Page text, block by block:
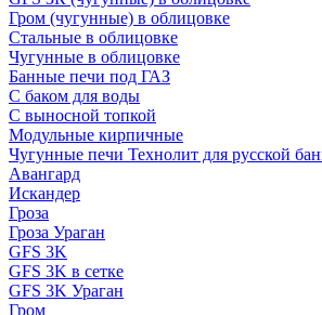
Гром (чугунные) в облицовке
Стальные в облицовке
Чугунные в облицовке
Банные печи под ГАЗ
С баком для воды
С выносной топкой
Модульные кирпичные
Чугунные печи Технолит для русской
Авангард
Искандер
Гроза
Гроза Ураган
GFS 3K
GFS 3K в сетке
GFS 3K Ураган
Гром